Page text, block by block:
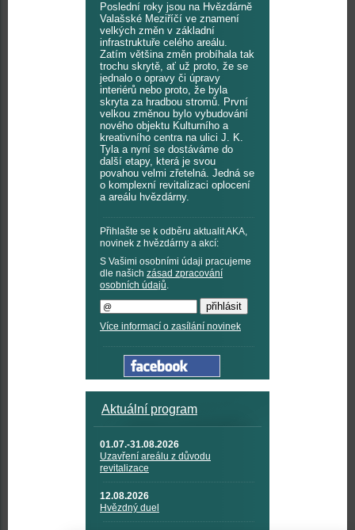
Poslední roky jsou na Hvězdárně
Valašské Meziříčí ve znamení
velkých změn v základní
infrastruktuře celého areálu.
Zatím většina změn probíhala tak
trochu skrytě, ať už proto, že se
jednalo o opravy či úpravy
interiérů nebo proto, že byla
skryta za hradbou stromů. První
velkou změnou bylo vybudování
nového objektu Kulturního a
kreativního centra na ulici J. K.
Tyla a nyní se dostáváme do
další etapy, která je svou
povahou velmi zřetelná. Jedná se
o komplexní revitalizaci oplocení
a areálu hvězdárny.
Přihlašte se k odběru aktualit AKA,
novinek z hvězdárny a akcí:
S Vašimi osobními údaji pracujeme
dle našich zásad zpracování
osobních údajů.
Více informací o zasílání novinek
Aktuální program
01.07.-31.08.2026
Uzavření areálu z důvodu
revitalizace
12.08.2026
Hvězdný duel